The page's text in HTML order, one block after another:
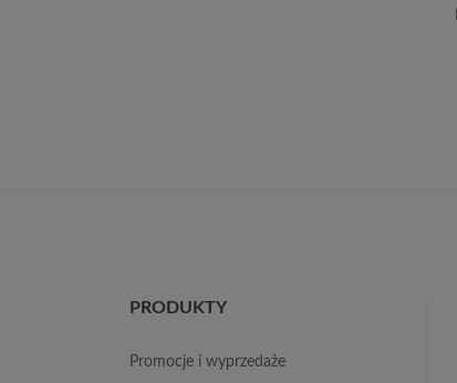
PRODUKTY
promocje i wyprzedaże